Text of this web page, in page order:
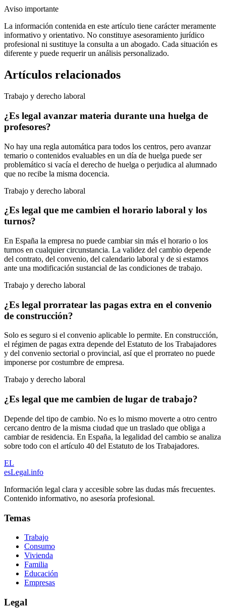
Aviso importante
La información contenida en este artículo tiene carácter meramente
informativo y orientativo. No constituye asesoramiento jurídico
profesional ni sustituye la consulta a un abogado. Cada situación es
diferente y puede requerir un análisis personalizado.
Artículos relacionados
Trabajo y derecho laboral
¿Es legal avanzar materia durante una huelga de
profesores?
No hay una regla automática para todos los centros, pero avanzar
temario o contenidos evaluables en un día de huelga puede ser
problemático si vacía el derecho de huelga o perjudica al alumnado
que no recibe la misma docencia.
Trabajo y derecho laboral
¿Es legal que me cambien el horario laboral y los
turnos?
En España la empresa no puede cambiar sin más el horario o los
turnos en cualquier circunstancia. La validez del cambio depende
del contrato, del convenio, del calendario laboral y de si estamos
ante una modificación sustancial de las condiciones de trabajo.
Trabajo y derecho laboral
¿Es legal prorratear las pagas extra en el convenio
de construcción?
Solo es seguro si el convenio aplicable lo permite. En construcción,
el régimen de pagas extra depende del Estatuto de los Trabajadores
y del convenio sectorial o provincial, así que el prorrateo no puede
imponerse por costumbre de empresa.
Trabajo y derecho laboral
¿Es legal que me cambien de lugar de trabajo?
Depende del tipo de cambio. No es lo mismo moverte a otro centro
cercano dentro de la misma ciudad que un traslado que obliga a
cambiar de residencia. En España, la legalidad del cambio se analiza
sobre todo con el artículo 40 del Estatuto de los Trabajadores.
EL
esLegal.info
Información legal clara y accesible sobre las dudas más frecuentes.
Contenido informativo, no asesoría profesional.
Temas
Trabajo
Consumo
Vivienda
Familia
Educación
Empresas
Legal